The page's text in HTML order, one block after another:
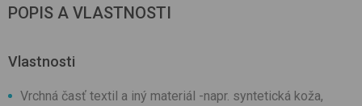
POPIS A VLASTNOSTI
Vlastnosti
Vrchná časť textil a iný materiál -napr. syntetická koža,